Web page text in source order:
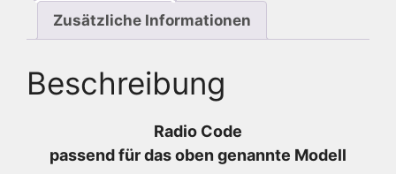
316
-
1560730940
Zusätzliche Informationen
Beschreibung
Radio Code
passend für das oben genannte Modell